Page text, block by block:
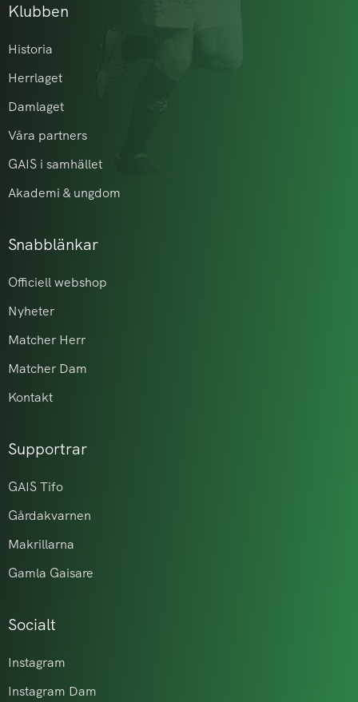
Klubben
Historia
Herrlaget
Damlaget
Våra partners
GAIS i samhället
Akademi & ungdom
Snabblänkar
Officiell webshop
Nyheter
Matcher Herr
Matcher Dam
Kontakt
Supportrar
GAIS Tifo
Gårdakvarnen
Makrillarna
Gamla Gaisare
Socialt
Instagram
Instagram Dam